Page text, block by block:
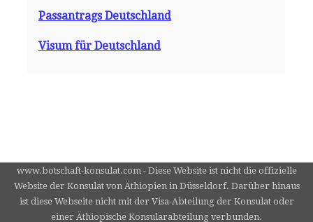
Passantrags Deutschland
Visum für Deutschland
www.botschaft-konsulat.com - Diese Website ist nicht die offizielle
Website der Konsulat von Äthiopien in Düsseldorf. Darüber hinaus
ist diese Webseite nicht mit der Visa-Abteilung der Konsulat oder
einer Äthiopische Konsularabteilung verbunden.